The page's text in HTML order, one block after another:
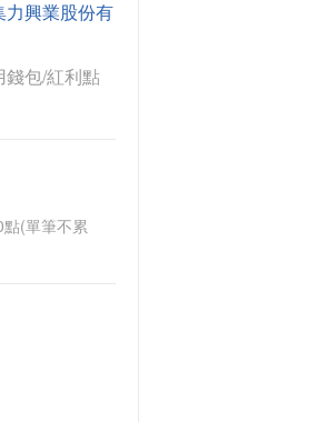
力興業股份有
錢包/紅利點
(單筆不累